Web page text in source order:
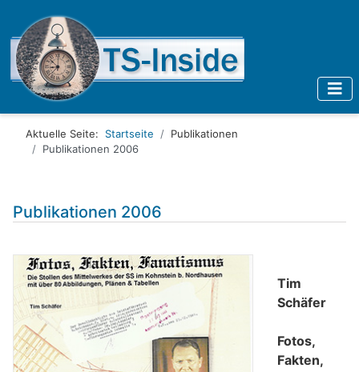
Aktuelle Seite: Startseite
Publikationen
Publikationen 2006
Publikationen 2006
Tim
Schäfer
Fotos,
Fakten,